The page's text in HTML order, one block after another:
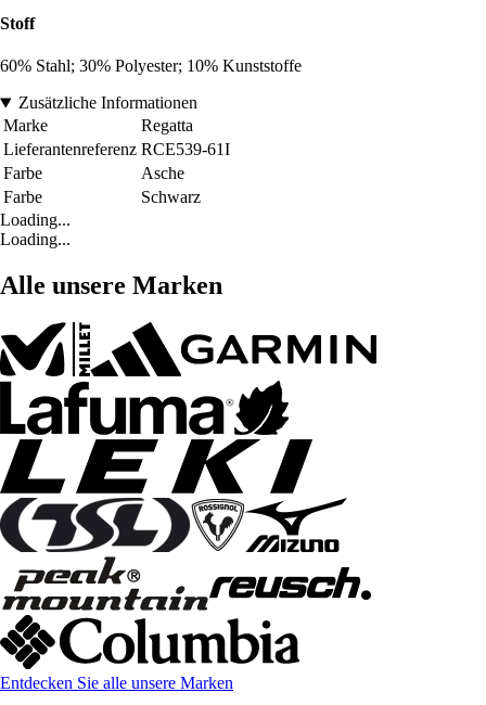
Stoff
60% Stahl; 30% Polyester; 10% Kunststoffe
Zusätzliche Informationen
Marke
Regatta
Lieferantenreferenz RCE539-61I
Farbe
Asche
Farbe
Schwarz
Loading...
Loading...
Alle unsere Marken
Entdecken Sie alle unsere Marken